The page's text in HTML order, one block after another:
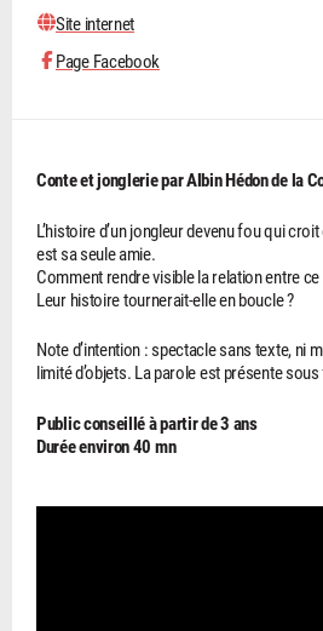
Site internet
Page Facebook
Conte et jonglerie par Albin Hédon de la
L’histoire d’un jongleur devenu fou qui
est sa seule amie.
Comment rendre visible la relation entre
Leur histoire tournerait-elle en boucle ?
Note d’intention : spectacle sans texte, ni
limité d’objets. La parole est présente
Public conseillé à partir de 3 ans
Durée environ 40 mn